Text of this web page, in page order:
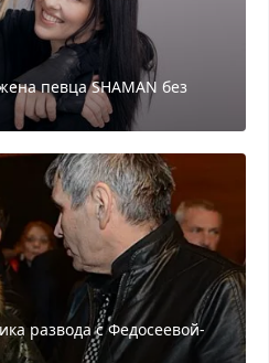
певца SHAMAN без
развода с Федосеевой-